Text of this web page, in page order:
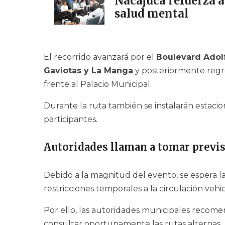
salud mental
El recorrido avanzará por el Boulevard
Gaviotas y La Manga y posteriormente
frente al Palacio Municipal.
Durante la ruta también se instalarán
participantes.
Autoridades llaman a tomar
Debido a la magnitud del evento, se espera
restricciones temporales a la circulación
Por ello, las autoridades municipales